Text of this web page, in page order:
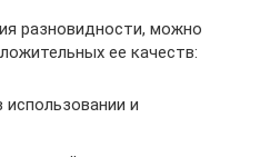
разновидности, можно
ее качеств:
использовании и